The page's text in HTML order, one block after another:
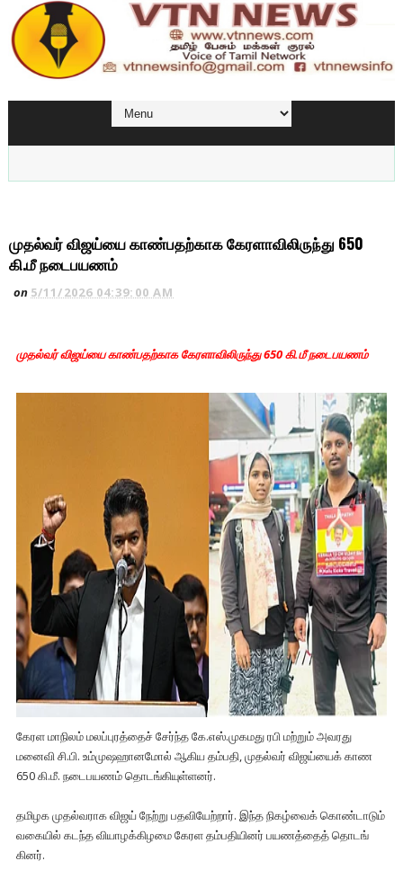
முதல்வர் விஜய்யை காண்பதற்காக கேரளாவிலிருந்து 650
கி.மீ நடைபயணம்
on 5/11/2026 04:39:00 AM
முதல்வர் விஜய்யை காண்பதற்காக கேரளாவிலிருந்து 650 கி.மீ நடைபயணம்
கேரள மாநிலம் மலப்​புரத்​தைச் சேர்ந்த கே.எஸ்.முகமது ரபி மற்​றும் அவரது
மனைவி சி.பி. உம்முஷஹானமோல் ஆகிய தம்​ப​தி​, முதல்வர் விஜய்யைக் காண
650 கி.மீ. நடைபயணம் தொடங்கியுள்ளனர்.
தமிழக முதல்வ​ராக விஜய் நேற்று பதவி​யேற்​றார். இந்த நிகழ்​வைக் கொண்​டாடும்
வகையில் கடந்த வியாழக்​கிழமை கேரள தம்பதியினர் பயணத்​தைத் தொடங்​
கினர்.